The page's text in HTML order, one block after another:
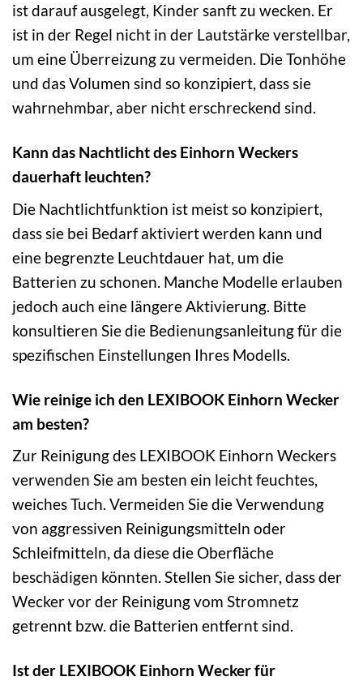
ist darauf ausgelegt, Kinder sanft zu wecken. Er
ist in der Regel nicht in der Lautstärke verstellbar,
um eine Überreizung zu vermeiden. Die Tonhöhe
und das Volumen sind so konzipiert, dass sie
wahrnehmbar, aber nicht erschreckend sind.
Kann das Nachtlicht des Einhorn Weckers
dauerhaft leuchten?
Die Nachtlichtfunktion ist meist so konzipiert,
dass sie bei Bedarf aktiviert werden kann und
eine begrenzte Leuchtdauer hat, um die
Batterien zu schonen. Manche Modelle erlauben
jedoch auch eine längere Aktivierung. Bitte
konsultieren Sie die Bedienungsanleitung für die
spezifischen Einstellungen Ihres Modells.
Wie reinige ich den LEXIBOOK Einhorn Wecker
am besten?
Zur Reinigung des LEXIBOOK Einhorn Weckers
verwenden Sie am besten ein leicht feuchtes,
weiches Tuch. Vermeiden Sie die Verwendung
von aggressiven Reinigungsmitteln oder
Schleifmitteln, da diese die Oberfläche
beschädigen könnten. Stellen Sie sicher, dass der
Wecker vor der Reinigung vom Stromnetz
getrennt bzw. die Batterien entfernt sind.
Ist der LEXIBOOK Einhorn Wecker für